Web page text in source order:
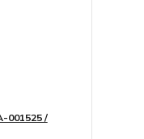
001525 /